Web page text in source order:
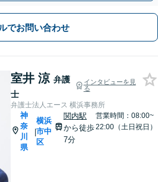
でお問い合わせ
室井 涼 弁護
士
インタビューを見
る
弁護士法人エース 横浜事務所
神
奈
川
県
|
横浜
市中
区
関内駅
から徒歩
7分
営業時間：08:00~
22:00（土日祝日）